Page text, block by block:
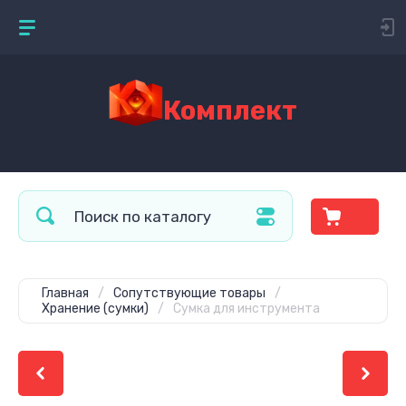
Комплект
Главная / Сопутствующие товары
/
Хранение (сумки)
/ Сумка для инструмента